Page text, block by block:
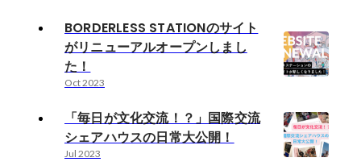
BORDERLESS STATIONのサイト
がリニューアルオープンしまし
た！
Oct 2023
「毎日が文化交流！？」国際交流
シェアハウスの日常大公開！
Jul 2023